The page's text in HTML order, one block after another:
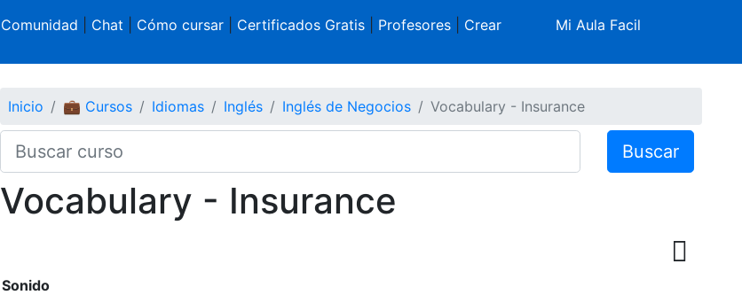
Comunidad Chat Cómo cursar| Certificados Gratis| Profesores| Crear
Mi Aula Facil
Inicio 💼 Cursos Idiomas Inglés Inglés de Negocios Vocabulary - Insurance
Buscar
Vocabulary - Insurance
Sonido